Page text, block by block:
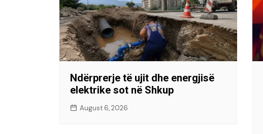
Ndërprerje të ujit dhe energjisë
elektrike sot në Shkup
August 6, 2026